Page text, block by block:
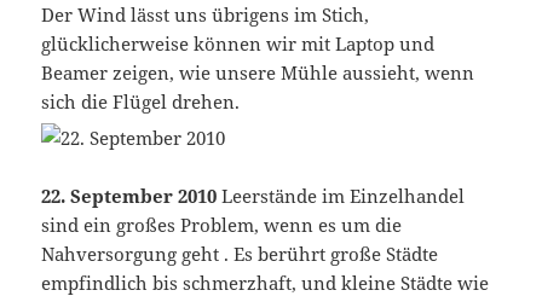
Der Wind lässt uns übrigens im Stich,
glücklicherweise können wir mit Laptop und
Beamer zeigen, wie unsere Mühle aussieht, wenn
sich die Flügel drehen.
22. September 2010 Leerstände im Einzelhandel
sind ein großes Problem, wenn es um die
Nahversorgung geht . Es berührt große Städte
empfindlich bis schmerzhaft, und kleine Städte wie